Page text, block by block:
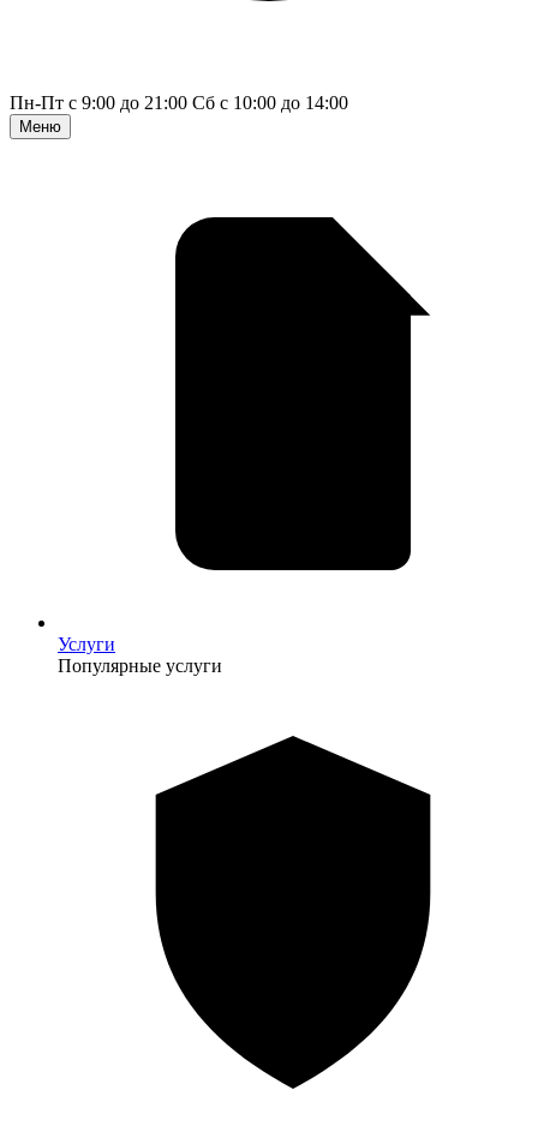
Пн-Пт с 9:00 до 21:00 Сб с 10:00 до 14:00
Меню
Услуги
Популярные услуги